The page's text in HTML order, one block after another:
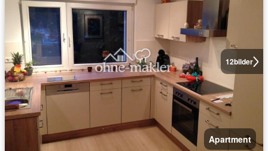
12bilder
Apartment